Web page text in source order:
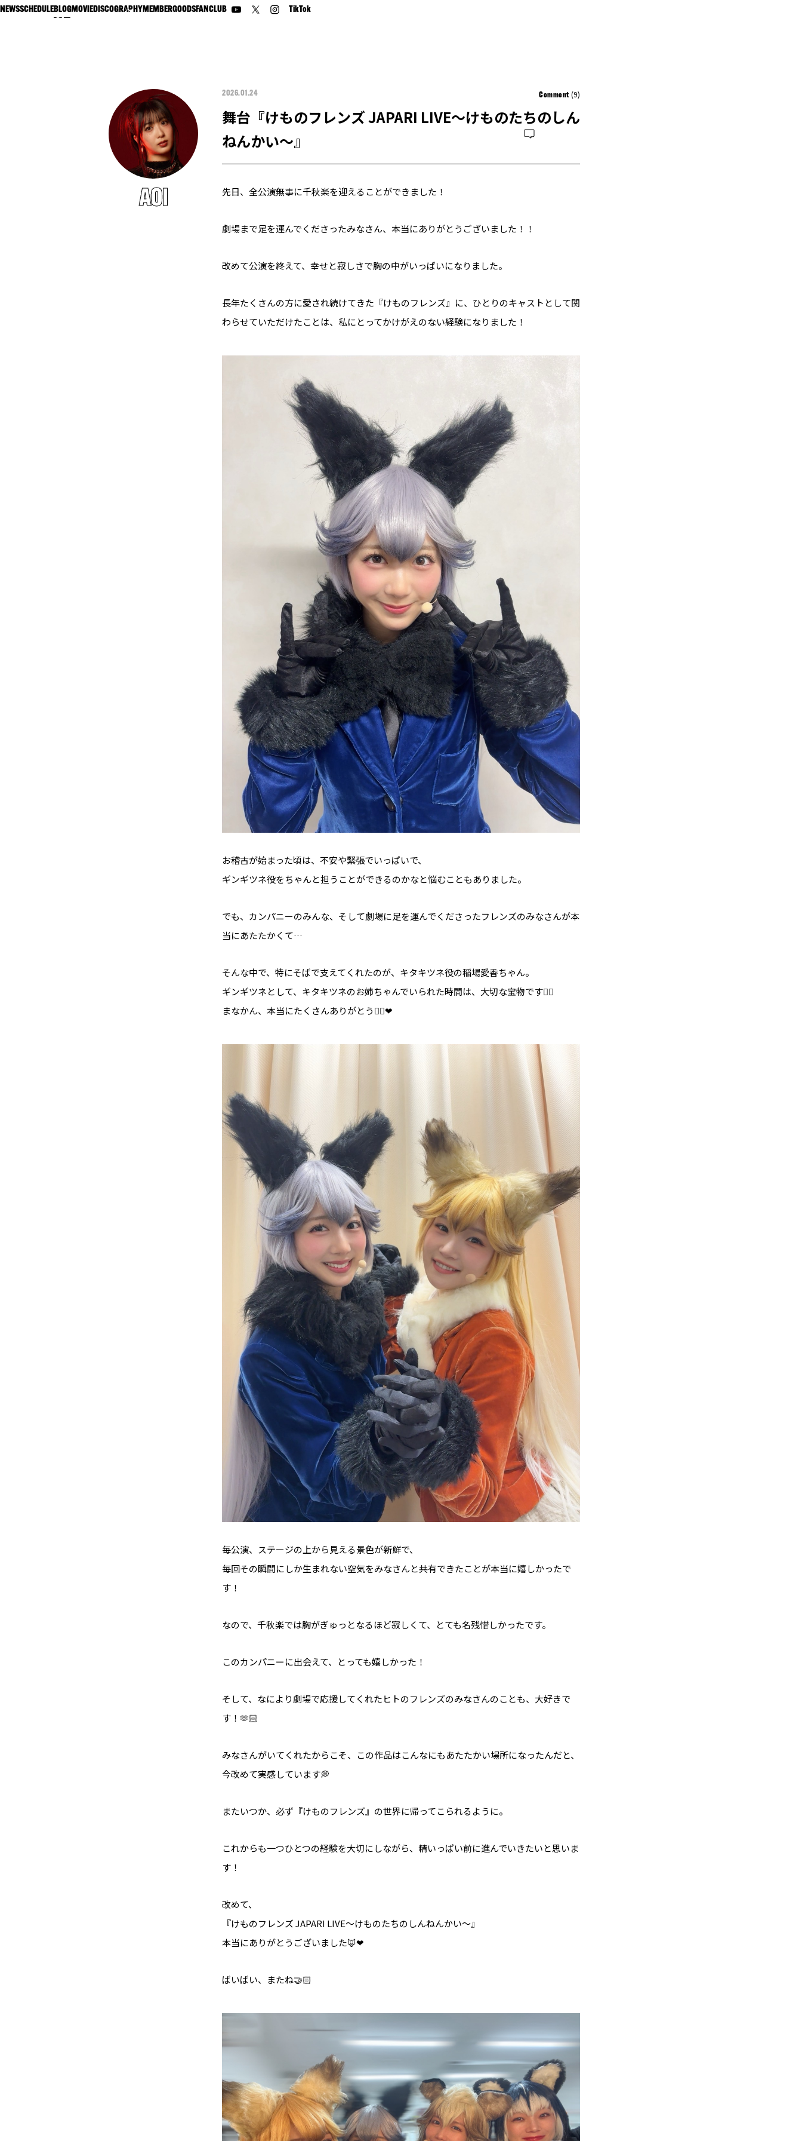
NEWSSCHEDULEBLOGMOVIE DISCOGRAPHYMEMBERGOODS FANCLUB TikTok
2026.01.24 Comment (9)
舞台『けものフレンズ JAPARI LIVE〜けものたちのしん
ねんかい〜』
AOI 先日、全公演無事に千秋楽を迎えることができました！
劇場まで足を運んでくださったみなさん、本当にありがとうございました！！
改めて公演を終えて、幸せと寂しさで胸の中がいっぱいになりました。
長年たくさんの方に愛され続けてきた『けものフレンズ』に、ひとりのキャストとして関
わらせていただけたことは、私にとってかけがえのない経験になりました！
お稽古が始まった頃は、不安や緊張でいっぱいで、
ギンギツネ役をちゃんと担うことができるのかなと悩むこともありました。
でも、カンパニーのみんな、そして劇場に足を運んでくださったフレンズのみなさんが本
当にあたたかくて…
そんな中で、特にそばで支えてくれたのが、キタキツネ役の稲場愛香ちゃん。
ギンギツネとして、キタキツネのお姉ちゃんでいられた時間は、大切な宝物です🙂‍↕️
まなかん、本当にたくさんありがとう🙂‍↕️❤︎
毎公演、ステージの上から見える景色が新鮮で、
毎回その瞬間にしか生まれない空気をみなさんと共有できたことが本当に嬉しかったで
す！
なので、千秋楽では胸がぎゅっとなるほど寂しくて、とても名残惜しかったです。
このカンパニーに出会えて、とっても嬉しかった！
そして、なにより劇場で応援してくれたヒトのフレンズのみなさんのことも、大好きで
す！🫶🏻
みなさんがいてくれたからこそ、この作品はこんなにもあたたかい場所になったんだと、
今改めて実感しています💭
またいつか、必ず『けものフレンズ』の世界に帰ってこられるように。
これからも一つひとつの経験を大切にしながら、精いっぱい前に進んでいきたいと思いま
す！
改めて、
『けものフレンズ JAPARI LIVE〜けものたちのしんねんかい〜』
本当にありがとうございました🦊❤︎
ばいばい、またね🤝🏻